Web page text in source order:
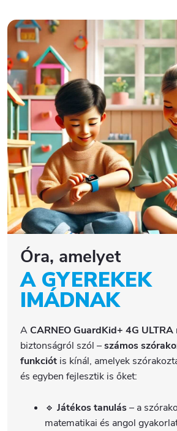
Óra, amelyet
A GYEREKEK
IMÁDNAK
ACARNEO GuardKid+ 4G ULTRA
biztonságról szól –számos
funkciót is kínál, amelyek
és egyben fejlesztik is őket:
🔹Játékos tanulás– a
matematikai és angol